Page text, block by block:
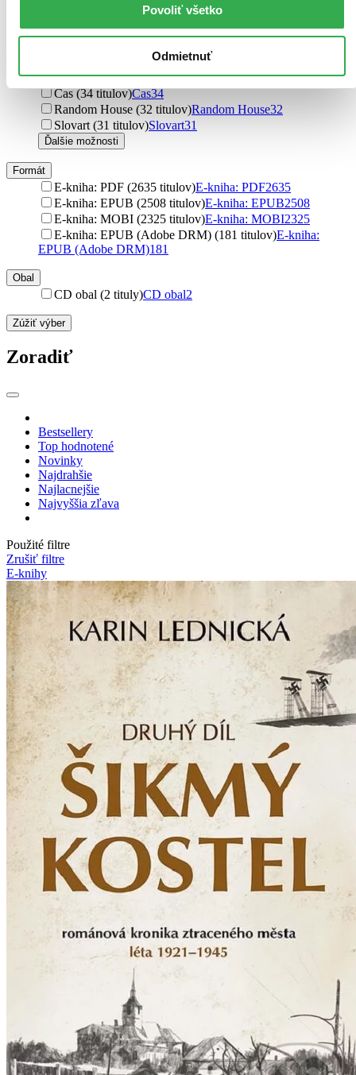
Povoliť všetko
Odmietnuť
N Press (44 titulov)N Press44
Alpress (44 titulov)Alpress44
Moba37
Kniha Zlín (34 titulov)Kniha Zlín34
Čas (34 titulov)Čas34
Random House (32 titulov)Random House32
Slovart (31 titulov)Slovart31
Ďalšie možnosti
Formát
E-kniha: PDF (2635 titulov)E-kniha: PDF2635
E-kniha: EPUB (2508 titulov)E-kniha: EPUB2508
E-kniha: MOBI (2325 titulov)E-kniha: MOBI2325
E-kniha: EPUB (Adobe DRM) (181 titulov)E-kniha:
EPUB (Adobe DRM)181
Obal
CD obal (2 tituly)CD obal2
Zúžiť výber
Zoradiť
Bestsellery
Top hodnotené
Novinky
Najdrahšie
Najlacnejšie
Najvyššia zľava
Použité filtre
Zrušiť filtre
E-knihy